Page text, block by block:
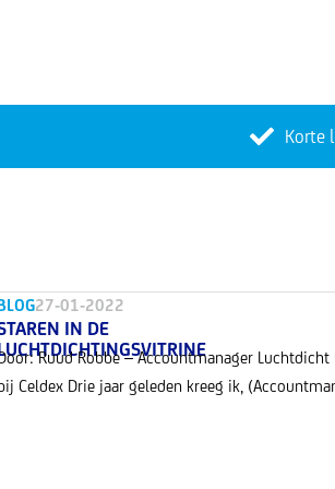
Korte
27-01-2022
IN DE
Ruud Robbe – Accountmanager Luchtdicht
Celdex Drie jaar geleden kreeg ik,